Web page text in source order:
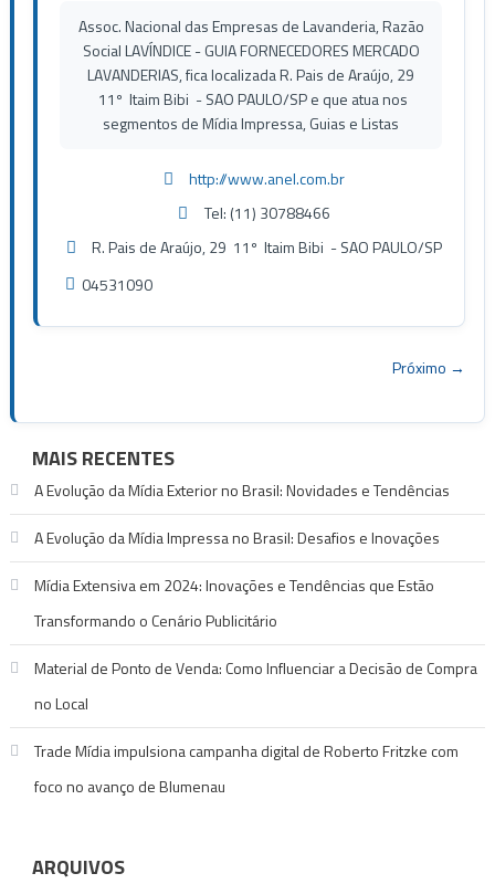
Assoc. Nacional das Empresas de Lavanderia, Razão
Social LAVÍNDICE - GUIA FORNECEDORES MERCADO
LAVANDERIAS, fica localizada R. Pais de Araújo, 29
11º Itaim Bibi - SAO PAULO/SP e que atua nos
segmentos de Mídia Impressa, Guias e Listas
http://www.anel.com.br
Tel: (11) 30788466
R. Pais de Araújo, 29 11º Itaim Bibi - SAO PAULO/SP
04531090
Próximo →
MAIS RECENTES
A Evolução da Mídia Exterior no Brasil: Novidades e Tendências
A Evolução da Mídia Impressa no Brasil: Desafios e Inovações
Mídia Extensiva em 2024: Inovações e Tendências que Estão
Transformando o Cenário Publicitário
Material de Ponto de Venda: Como Influenciar a Decisão de Compra
no Local
Trade Mídia impulsiona campanha digital de Roberto Fritzke com
foco no avanço de Blumenau
ARQUIVOS